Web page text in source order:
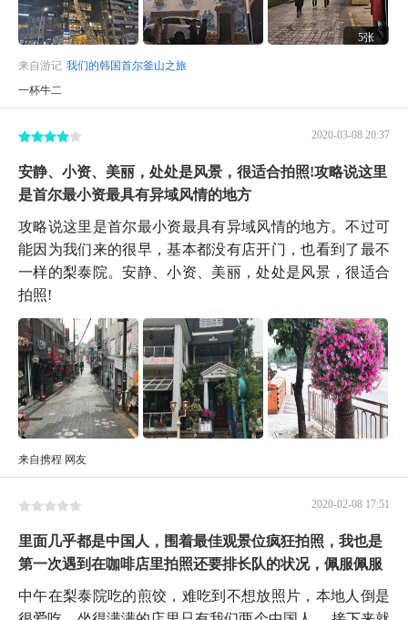
5张
来自游记 我们的韩国首尔釜山之旅
一杯牛二
2020-03-08 20:37
安静、小资、美丽，处处是风景，很适合拍照!攻略说这里
是首尔最小资最具有异域风情的地方
攻略说这里是首尔最小资最具有异域风情的地方。不过可
能因为我们来的很早，基本都没有店开门，也看到了最不
一样的梨泰院。安静、小资、美丽，处处是风景，很适合
拍照!
来自携程 网友
2020-02-08 17:51
里面几乎都是中国人，围着最佳观景位疯狂拍照，我也是
第一次遇到在咖啡店里拍照还要排长队的状况，佩服佩服
中午在梨泰院吃的煎饺，难吃到不想放照片，本地人倒是
很爱吃，坐得满满的店里只有我们两个中国人。 接下来就